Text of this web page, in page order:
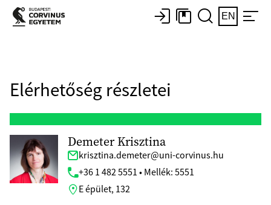
EN
Elérhetőség részletei
Demeter Krisztina
krisztina.demeter@uni-corvinus.hu
+36 1 482 5551 • Mellék: 5551
E épület, 132